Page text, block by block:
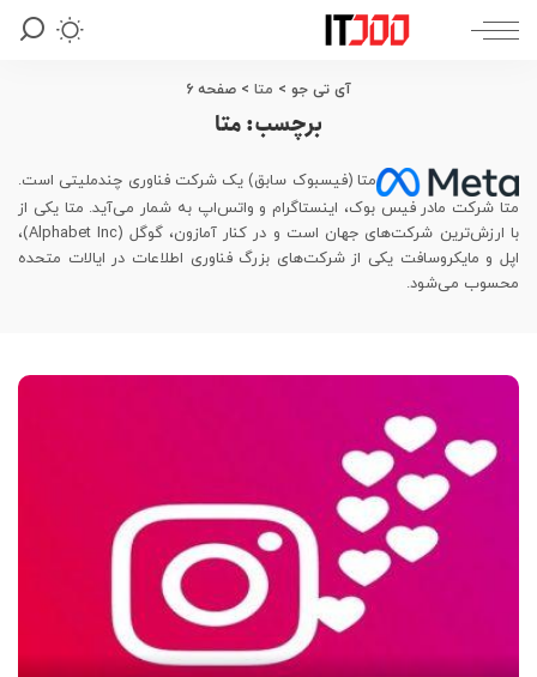
آی تی جو > متا > صفحه 6
برچسب:متا
متا (فیسبوک سابق) یک شرکت فناوری چندملیتی است.
متا شرکت مادر فیس بوک، اینستاگرام و واتس‌اپ به شمار می‌آید. متا یکی از
با ارزش‌ترین شرکت‌های جهان است و در کنار آمازون، گوگل (Alphabet Inc)،
اپل و مایکروسافت یکی از شرکت‌های بزرگ فناوری اطلاعات در ایالات متحده
محسوب می‌شود.